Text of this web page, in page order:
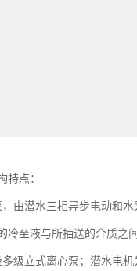
特点：
由潜水三相异步电动和
冷至液与所抽送的介质之
级立式离心泵；潜水电